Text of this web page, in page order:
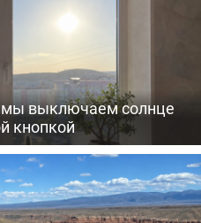
мы выключаем солнце
кнопкой